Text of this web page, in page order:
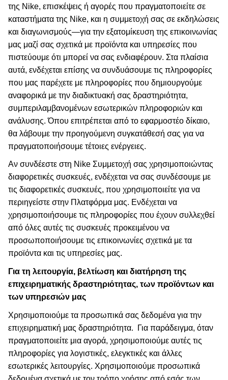
της Nike, επισκέψεις ή αγορές που πραγματοποιείτε σε
καταστήματα της Nike, και η συμμετοχή σας σε εκδηλώσεις
και διαγωνισμούς—για την εξατομίκευση της επικοινωνίας
μας μαζί σας σχετικά με προϊόντα και υπηρεσίες που
πιστεύουμε ότι μπορεί να σας ενδιαφέρουν. Στα πλαίσια
αυτά, ενδέχεται επίσης να συνδυάσουμε τις πληροφορίες
που μας παρέχετε με πληροφορίες που δημιουργούμε
αναφορικά με την διαδικτυακή σας δραστηριότητα,
συμπεριλαμβανομένων εσωτερικών πληροφοριών και
ανάλυσης. Όπου επιτρέπεται από το εφαρμοστέο δίκαιο,
θα λάβουμε την προηγούμενη συγκατάθεσή σας για να
πραγματοποιήσουμε τέτοιες ενέργειες.
Αν συνδέεστε στη Nike Συμμετοχή σας χρησιμοποιώντας
διαφορετικές συσκευές, ενδέχεται να σας συνδέσουμε με
τις διαφορετικές συσκευές, που χρησιμοποιείτε για να
περιηγείστε στην Πλατφόρμα μας. Ενδέχεται να
χρησιμοποιήσουμε τις πληροφορίες που έχουν συλλεχθεί
από όλες αυτές τις συσκευές προκειμένου να
προσωποποιήσουμε τις επικοινωνίες σχετικά με τα
προϊόντα και τις υπηρεσίες μας.
Για τη λειτουργία, βελτίωση και διατήρηση της
επιχειρηματικής δραστηριότητας, των προϊόντων και
των υπηρεσιών μας
Χρησιμοποιούμε τα προσωπικά σας δεδομένα για την
επιχειρηματική μας δραστηριότητα.
Για παράδειγμα, όταν
πραγματοποιείτε μια αγορά, χρησιμοποιούμε αυτές τις
πληροφορίες για λογιστικές, ελεγκτικές και άλλες
εσωτερικές λειτουργίες. Χρησιμοποιούμε προσωπικά